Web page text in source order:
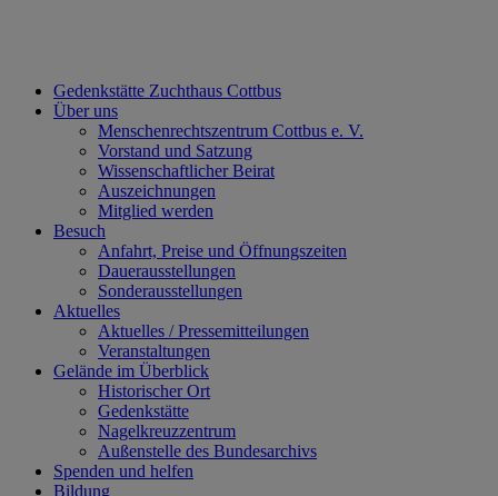
Gedenkstätte Zuchthaus Cottbus
Über uns
Menschenrechtszentrum Cottbus e. V.
Vorstand und Satzung
Wissenschaftlicher Beirat
Auszeichnungen
Mitglied werden
Besuch
Anfahrt, Preise und Öffnungszeiten
Dauerausstellungen
Sonderausstellungen
Aktuelles
Aktuelles / Pressemitteilungen
Veranstaltungen
Gelände im Überblick
Historischer Ort
Gedenkstätte
Nagelkreuzzentrum
Außenstelle des Bundesarchivs
Spenden und helfen
Bildung